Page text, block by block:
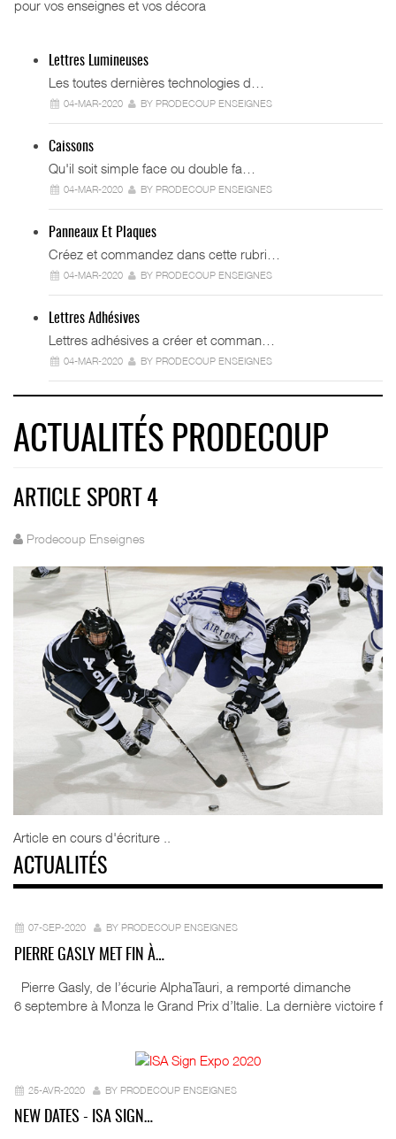
pour vos enseignes et vos décora
Lettres Lumineuses
Les toutes dernières technologies d…
04-MAR-2020 BY PRODECOUP ENSEIGNES
Caissons
Qu'il soit simple face ou double fa…
04-MAR-2020 BY PRODECOUP ENSEIGNES
Panneaux Et Plaques
Créez et commandez dans cette rubri…
04-MAR-2020 BY PRODECOUP ENSEIGNES
Lettres Adhésives
Lettres adhésives a créer et comman…
04-MAR-2020 BY PRODECOUP ENSEIGNES
ACTUALITÉS PRODECOUP
ARTICLE SPORT 4
Prodecoup Enseignes
Article en cours d'écriture ..
ACTUALITÉS
07-SEP-2020 BY PRODECOUP ENSEIGNES
PIERRE GASLY MET FIN À…
Pierre Gasly, de l’écurie AlphaTauri, a remporté dimanche
6 septembre à Monza le Grand Prix d’Italie. La dernière victoire f
25-AVR-2020 BY PRODECOUP ENSEIGNES
NEW DATES - ISA SIGN…